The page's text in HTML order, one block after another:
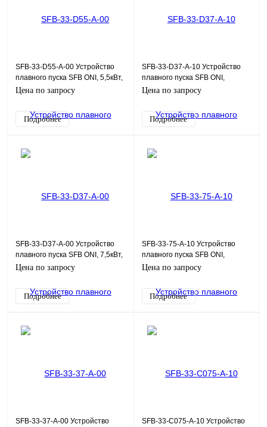
SFB-33-D55-A-00 Устройство
плавного пуска SFB ONI, 5,5кВт,
380В, 110-220Uупр
Цена по запросу
Подробнее
SFB-33-D37-A-10 Устройство
плавного пуска SFB ONI,
Modbus, 7,5кВт, 380В, 110-
Цена по запросу
Подробнее
SFB-33-D37-A-00 Устройство
плавного пуска SFB ONI, 7,5кВт,
380В, 110-220Uупр
Цена по запросу
Подробнее
SFB-33-75-A-10 Устройство
плавного пуска SFB ONI,
Modbus, 75кВт, 380В, 110-
Цена по запросу
Подробнее
SFB-33-37-A-00 Устройство
SFB-33-C075-A-10 Устройство